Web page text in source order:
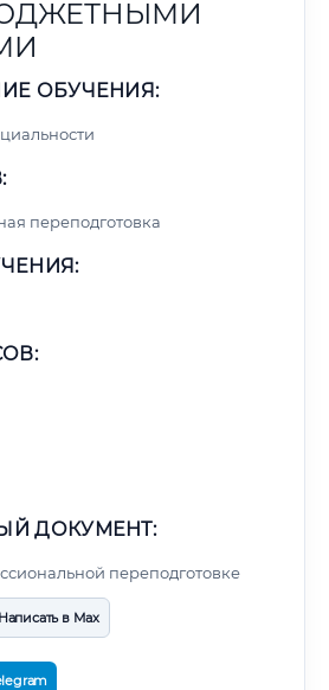
ОБУЧЕНИЯ:
переподготовка
ДОКУМЕНТ:
переподготовке
Написать в Max